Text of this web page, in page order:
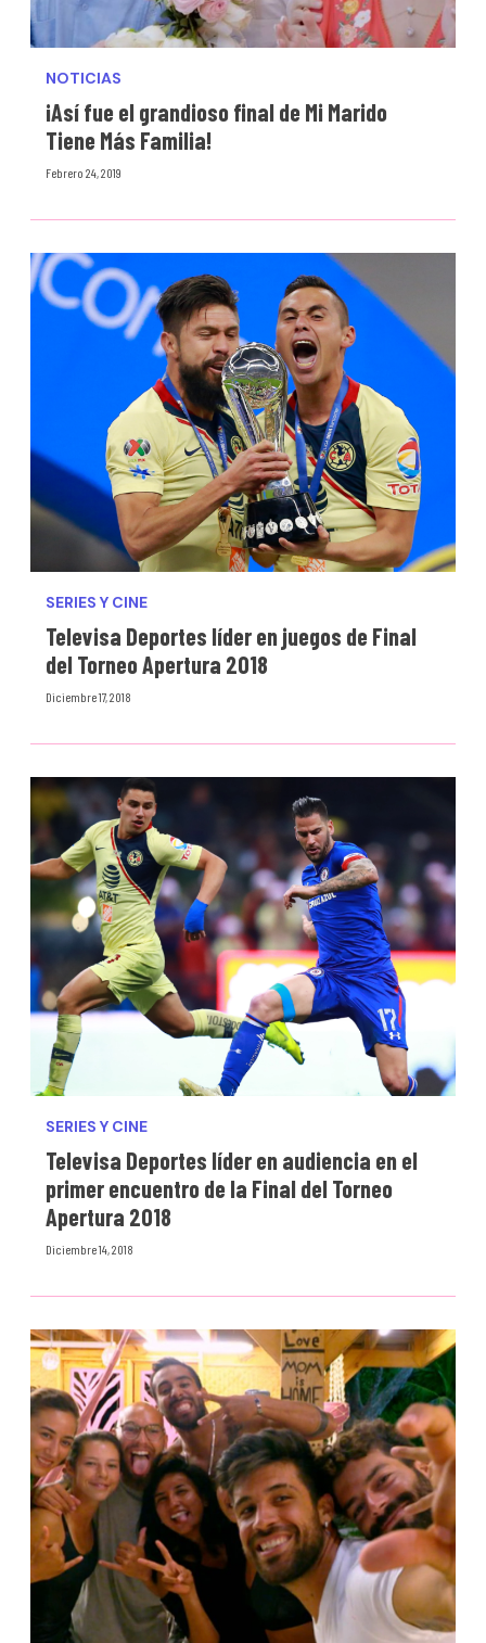
NOTICIAS
¡Así fue el grandioso final de Mi Marido
Tiene Más Familia!
Febrero 24, 2019
SERIES Y CINE
Televisa Deportes líder en juegos de Final
del Torneo Apertura 2018
Diciembre 17, 2018
SERIES Y CINE
Televisa Deportes líder en audiencia en el
primer encuentro de la Final del Torneo
Apertura 2018
Diciembre 14, 2018